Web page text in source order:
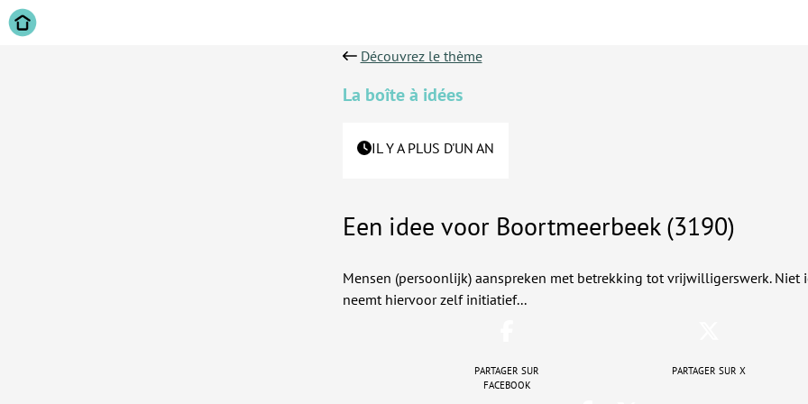
Découvrez le thème
La boîte à idées
IL Y A PLUS D'UN AN
Een idee voor Boortmeerbeek (3190)
Mensen (persoonlijk) aanspreken met betrekking tot vrijwilligerswerk. Niet
neemt hiervoor zelf initiatief...
Partager sur
Facebook
Partager sur X